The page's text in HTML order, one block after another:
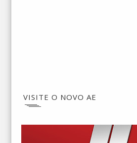
VISITE O NOVO AE